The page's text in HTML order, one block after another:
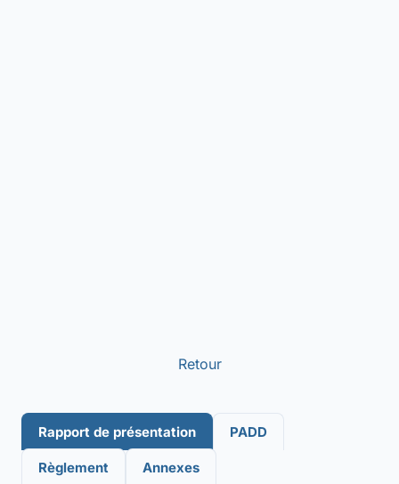
Retour
Rapport de présentation PADD
Règlement Annexes